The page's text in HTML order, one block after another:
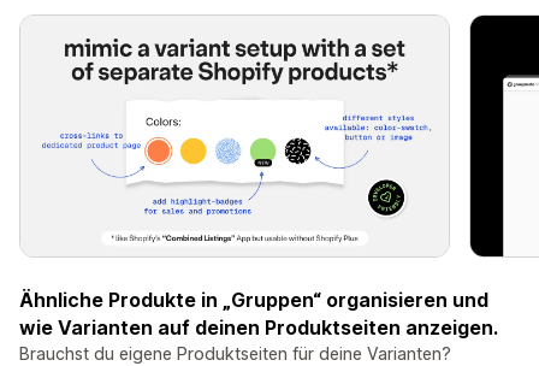
Ähnliche Produkte in „Gruppen“ organisieren und
wie Varianten auf deinen Produktseiten anzeigen.
Brauchst du eigene Produktseiten für deine Varianten?